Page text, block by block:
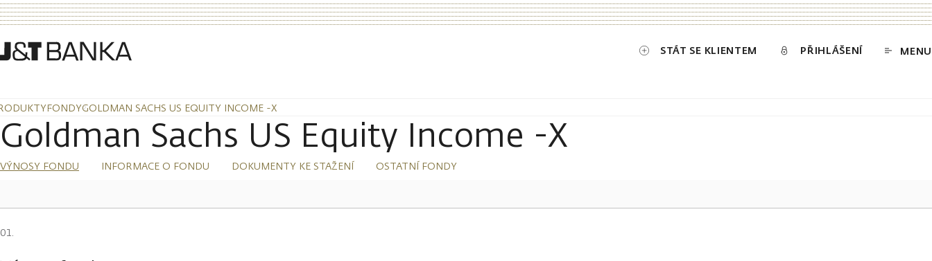
STÁT SE KLIENTEM PŘIHLÁŠENÍ MENU
FONDYGOLDMAN SACHS US EQUITY INCOME -X
Goldman Sachs US Equity Income -X
VÝNOSY FONDU INFORMACE O FONDU DOKUMENTY KE STAŽENÍ OSTATNÍ FONDY